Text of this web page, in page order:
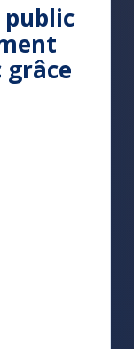
public